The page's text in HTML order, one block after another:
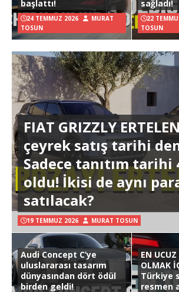
başlattı!
24 TEMMUZ 2026
MURAT
TOSUN
sağladı!
22
TOSUN
FIAT GRIZZLY
çeyrek satış tarihi
Sadece tanıtım tarihi
oldu! İkisi de aynı
satılacak?
19 TEMMUZ 2026 MURAT TOSUN
Audi Concept C’ye
uluslararası tasarım
dünyasından dört ödül
birden geldi!
EN
OLMAK
Türkiye
resmen